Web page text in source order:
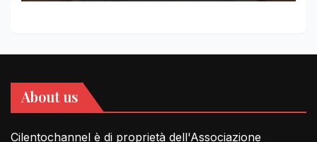
About us
Cilentochannel è di proprietà dell'Associazione